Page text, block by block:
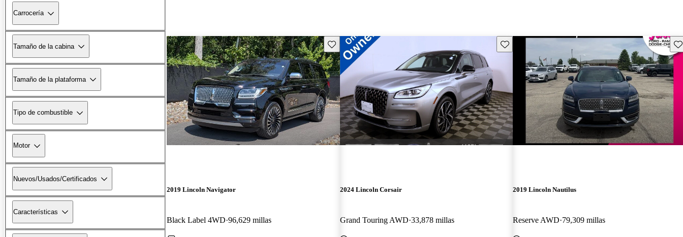
Carrocería
Tamaño de la cabina
Tamaño de la plataforma
Tipo de combustible
Motor
Nuevos/Usados/Certificados
Características
Guarda este Aviso
2019 Lincoln Navigator
Black Label 4WD 96,629 millas
Guarda este Aviso
2024 Lincoln Corsair
Grand Touring AWD 33,878 millas
2019 Lincoln Nautilus
Reserve AWD 79,309 millas